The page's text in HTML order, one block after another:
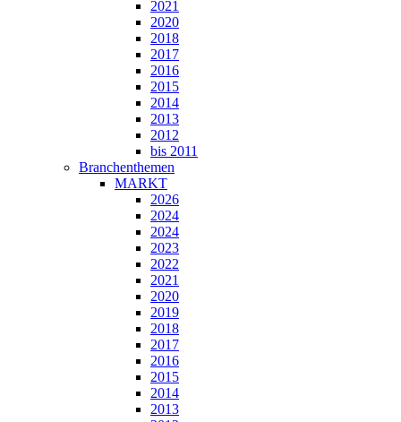
2021
2020
2018
2017
2016
2015
2014
2013
2012
bis 2011
Branchenthemen
MARKT
2026
2024
2024
2023
2022
2021
2020
2019
2018
2017
2016
2015
2014
2013